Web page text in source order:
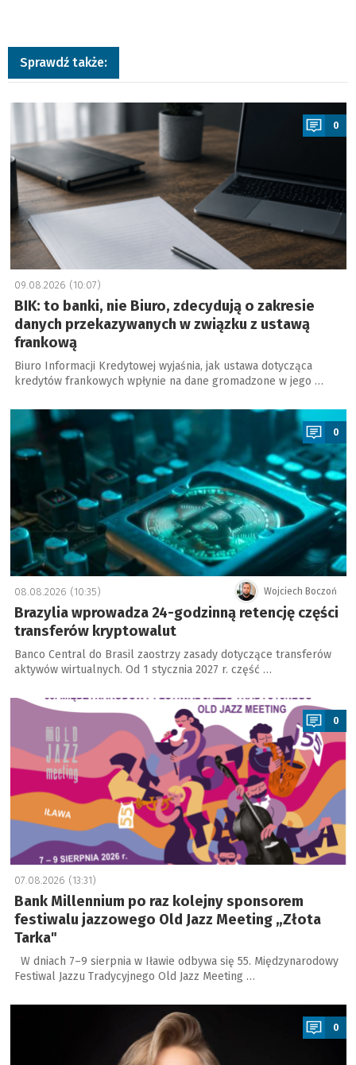
Sprawdź także:
a
0
09.08.2026 (10:07)
BIK: to banki, nie Biuro, zdecydują o zakresie
danych przekazywanych w związku z ustawą
frankową
Biuro Informacji Kredytowej wyjaśnia, jak ustawa dotycząca
kredytów frankowych wpłynie na dane gromadzone w jego …
a
0
Wojciech Boczoń
08.08.2026 (10:35)
Brazylia wprowadza 24-godzinną retencję części
transferów kryptowalut
Banco Central do Brasil zaostrzy zasady dotyczące transferów
aktywów wirtualnych. Od 1 stycznia 2027 r. część …
a
0
07.08.2026 (13:31)
Bank Millennium po raz kolejny sponsorem
festiwalu jazzowego Old Jazz Meeting „Złota
Tarka"
W dniach 7–9 sierpnia w Iławie odbywa się 55. Międzynarodowy
Festiwal Jazzu Tradycyjnego Old Jazz Meeting …
a
0